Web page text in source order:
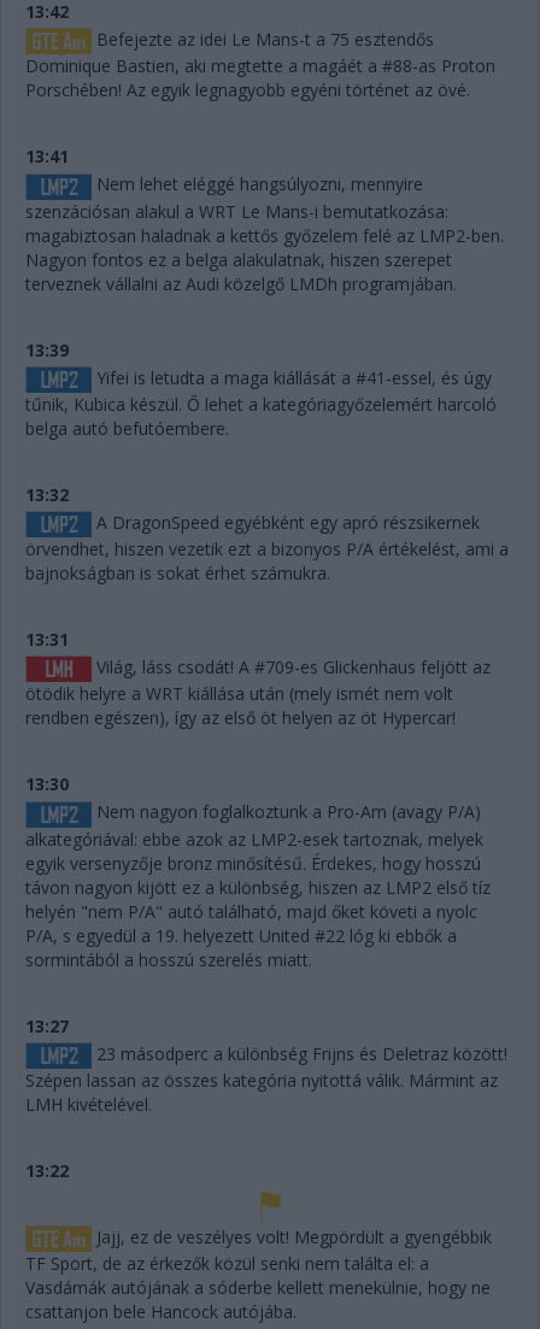
13:42
Befejezte az idei Le Mans-t a 75 esztendős
Dominique Bastien, aki megtette a magáét a #88-as Proton
Porschében! Az egyik legnagyobb egyéni történet az övé.
13:41
Nem lehet eléggé hangsúlyozni, mennyire
szenzációsan alakul a WRT Le Mans-i bemutatkozása:
magabiztosan haladnak a kettős győzelem felé az LMP2-ben.
Nagyon fontos ez a belga alakulatnak, hiszen szerepet
terveznek vállalni az Audi közelgő LMDh programjában.
13:39
Yifei is letudta a maga kiállását a #41-essel, és úgy
tűnik, Kubica készül. Ő lehet a kategóriagyőzelemért harcoló
belga autó befutóembere.
13:32
A DragonSpeed egyébként egy apró részsikernek
örvendhet, hiszen vezetik ezt a bizonyos P/A értékelést, ami a
bajnokságban is sokat érhet számukra.
13:31
Világ, láss csodát! A #709-es Glickenhaus feljött az
ötödik helyre a WRT kiállása után (mely ismét nem volt
rendben egészen), így az első öt helyen az öt Hypercar!
13:30
Nem nagyon foglalkoztunk a Pro-Am (avagy P/A)
alkategóriával: ebbe azok az LMP2-esek tartoznak, melyek
egyik versenyzője bronz minősítésű. Érdekes, hogy hosszú
távon nagyon kijött ez a különbség, hiszen az LMP2 első tíz
helyén "nem P/A" autó található, majd őket követi a nyolc
P/A, s egyedül a 19. helyezett United #22 lóg ki ebbők a
sormintából a hosszú szerelés miatt.
13:27
23 másodperc a különbség Frijns és Deletraz között!
Szépen lassan az összes kategória nyitottá válik. Mármint az
LMH kivételével.
13:22
Jajj, ez de veszélyes volt! Megpördült a gyengébbik
TF Sport, de az érkezők közül senki nem találta el: a
Vasdámák autójának a sóderbe kellett menekülnie, hogy ne
csattanjon bele Hancock autójába.